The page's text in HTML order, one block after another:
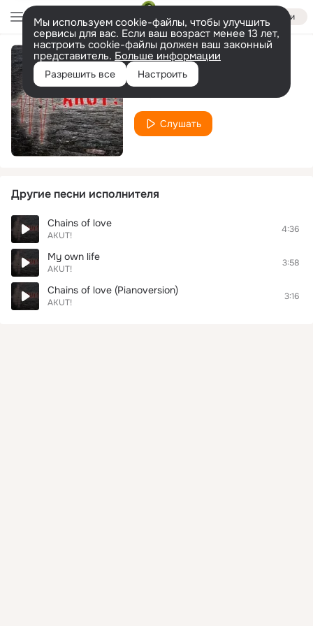
Войти
Мы используем cookie-файлы, чтобы улучшить
сервисы для вас. Если ваш возраст менее 13 лет,
настроить cookie-файлы должен ваш законный
представитель. Больше информации
Разрешить все Настроить
Way of faith
Слушать
Другие песни исполнителя
Chains of love
AKUT!
4:36
My own life
AKUT!
3:58
Chains of love (Pianoversion)
AKUT!
3:16